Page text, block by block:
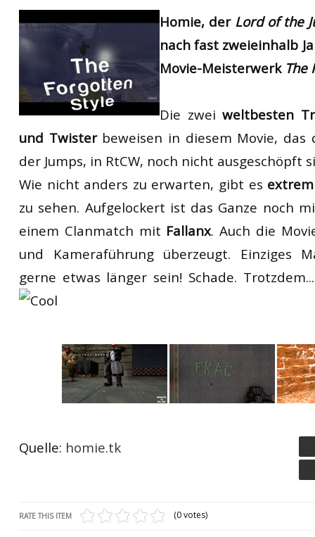
ET:QW Movies
DB Misc
DB Movies
Wolfenstein Movies
ET Scene
ET:QW Scene
DB Scene
General News
Game News
Game Movies
PC Hard + Software
RtCW Feintuning
Homie, der Lord of the
nach fast zweieinhalb
Movie-Meisterwerk The
Die zweiweltbesten
und Twisterbeweisen in diesem Movie, das
der Jumps, in RtCW, noch nicht ausgeschöpft
Wie nicht anders zu erwarten, gibt es
zu sehen. Aufgelockert ist das Ganze noch
einem Clanmatch mit Fallanx. Auch die
und Kameraführung überzeugt. Einziges
gerne etwas länger sein! Schade.
Quelle: homie.tk
RATE THIS ITEM (0 votes)